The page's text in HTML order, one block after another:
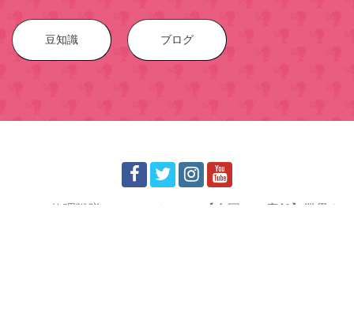
豆知識 ブログ
スマホ修理戦隊スマレンジャー！【全国２０店舗】業界ト